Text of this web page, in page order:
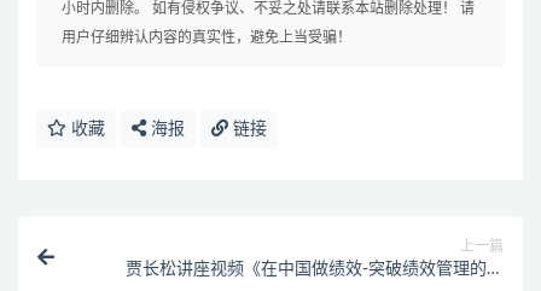
小时内删除。 如有侵权争议、不妥之处请联系本站删除处理！ 请
用户仔细辨认内容的真实性，避免上当受骗！
收藏 海报 链接
上一篇
贾长松讲座视频《在中国做绩效-突破绩效管理的瓶